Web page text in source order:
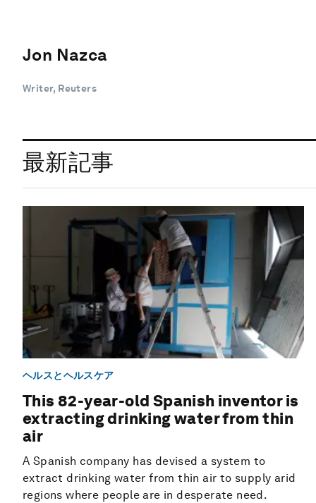
Jon Nazca
Writer, Reuters
最新記事
ヘルスとヘルスケア
This 82-year-old Spanish inventor is
extracting drinking water from thin
air
A Spanish company has devised a system to
extract drinking water from thin air to supply arid
regions where people are in desperate need.